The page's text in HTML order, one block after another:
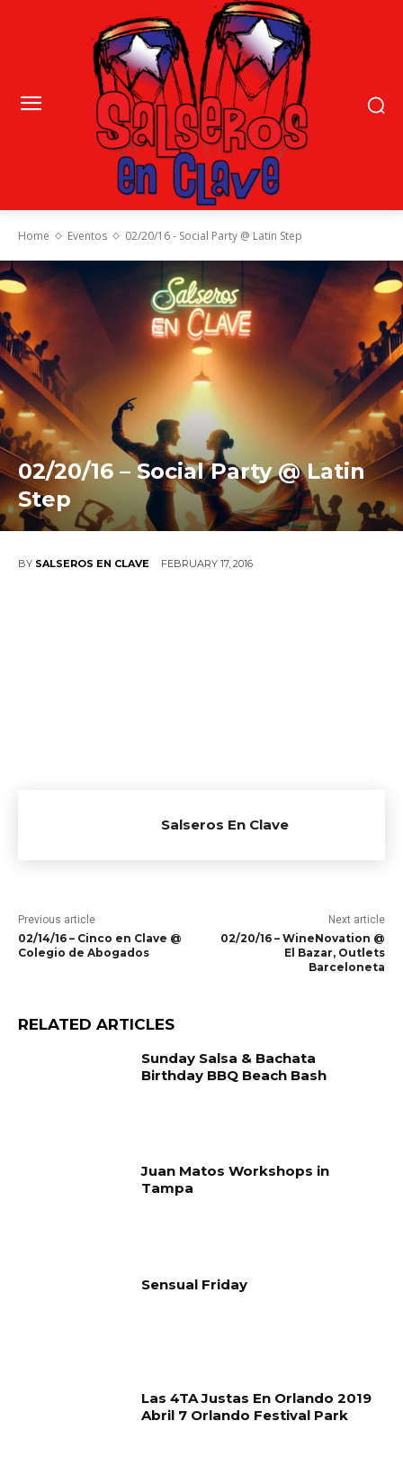
Home Eventos 02/20/16 - Social Party @ Latin Step
02/20/16 – Social Party @ Latin
Step
BY SALSEROS EN CLAVE FEBRUARY 17, 2016
Salseros En Clave
Previous article
02/14/16 – Cinco en Clave @
Colegio de Abogados
Next article
02/20/16 – WineNovation @
El Bazar, Outlets
Barceloneta
RELATED ARTICLES
Sunday Salsa & Bachata
Birthday BBQ Beach Bash
Juan Matos Workshops in
Tampa
Sensual Friday
Las 4TA Justas En Orlando 2019
Abril 7 Orlando Festival Park